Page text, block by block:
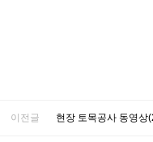
이전글 현장 토목공사 동영상